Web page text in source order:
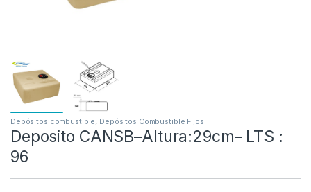
Depósitos combustible, Depósitos Combustible Fijos
Deposito CANSB–Altura:29cm– LTS :
96